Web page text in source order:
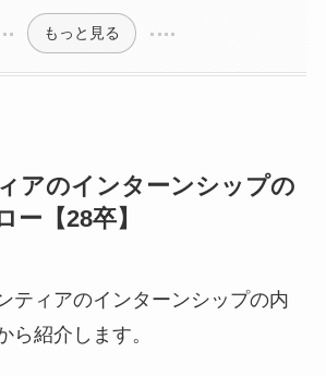
もっと見る
アのインターンシップの
ー【28卒】
ティアのインターンシップの内
ら紹介します。